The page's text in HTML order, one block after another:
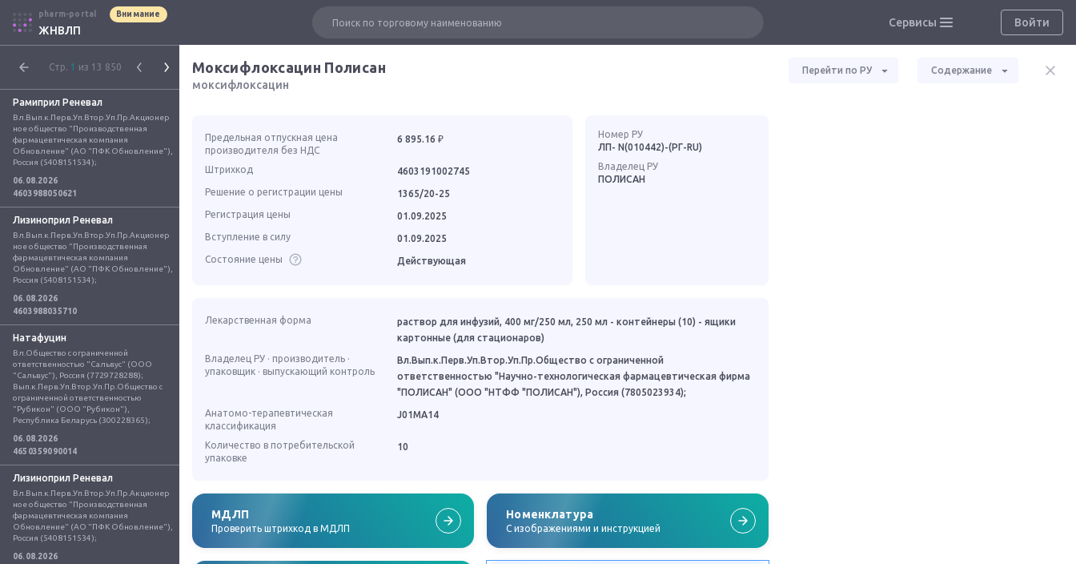
pharm-portal Внимание
ЖНВЛП
Сервисы Войти
Стр. 1 из 13 850
Рамиприл Реневал
Вл.Вып.к.Перв.Уп.Втор.Уп.Пр.Акционер
ное общество "Производственная
фармацевтическая компания
Обновление" (АО "ПФК Обновление"),
Россия (5408151534);
06.08.2026
4603988050621
Лизиноприл Реневал
Вл.Вып.к.Перв.Уп.Втор.Уп.Пр.Акционер
ное общество "Производственная
фармацевтическая компания
Обновление" (АО "ПФК Обновление"),
Россия (5408151534);
06.08.2026
4603988035710
Натафуцин
Вл.Общество с ограниченной
ответственностью "Сальвус" (ООО
"Сальвус"), Россия (7729728288);
Вып.к.Перв.Уп.Втор.Уп.Пр.Общество с
ограниченной ответственностью
"Рубикон" (ООО "Рубикон"),
Республика Беларусь (300228365);
06.08.2026
4650359090014
Лизиноприл Реневал
Вл.Вып.к.Перв.Уп.Втор.Уп.Пр.Акционер
ное общество "Производственная
фармацевтическая компания
Обновление" (АО "ПФК Обновление"),
Россия (5408151534);
06.08.2026
Моксифлоксацин Полисан
моксифлоксацин
Перейти по РУ Содержание
Предельная отпускная цена
производителя без НДС
6 895.16 ₽
Штрихкод
4603191002745
Решение о регистрации цены
1365/20-25
Регистрация цены
01.09.2025
Вступление в силу
01.09.2025
Состояние цены
Действующая
Номер РУ
ЛП- N(010442)-(РГ-RU)
Владелец РУ
ПОЛИСАН
Лекарственная форма
раствор для инфузий, 400 мг/250 мл, 250 мл - контейнеры (10) - ящики
картонные (для стационаров)
Владелец РУ · производитель ·
упаковщик · выпускающий контроль
Вл.Вып.к.Перв.Уп.Втор.Уп.Пр.Общество с ограниченной
ответственностью "Научно-технологическая фармацевтическая фирма
"ПОЛИСАН" (ООО "НТФФ "ПОЛИСАН"), Россия (7805023934);
Анатомо-терапевтическая
классификация
J01MA14
Количество в потребительской
упаковке
10
МДЛП
Проверить штрихкод в МДЛП
Номенклатура
C изображениями и инструкцией